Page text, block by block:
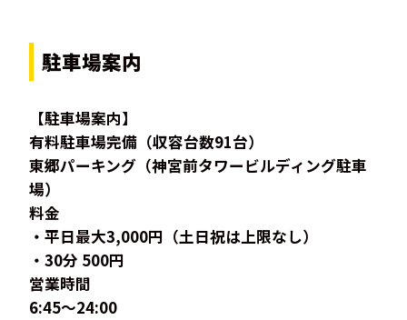
駐車場案内
【駐車場案内】
有料駐車場完備（収容台数91台）
東郷パーキング（神宮前タワービルディング駐車
場）
料金
・平日最大3,000円（土日祝は上限なし）
・30分 500円
営業時間
6:45～24:00